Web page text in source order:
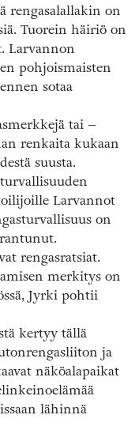
rengasalallakin on
Tuorein häiriö on
Larvannon
pohjoismaisten
sotaa
tai –
renkaita kukaan
suusta.
Larvannot
on
rengasratsiat.
merkitys on
Jyrki pohtii
kertyy tällä
ja
näköalapaikat
lähinnä